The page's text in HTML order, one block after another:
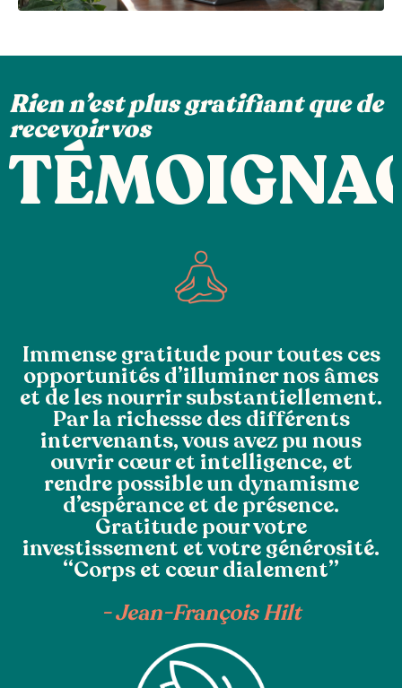
Rien n’est plus gratifiant que de
recevoir vos
Immense gratitude pour toutes ces
opportunités d’illuminer nos âmes
et de les nourrir substantiellement.
Par la richesse des différents
intervenants, vous avez pu nous
ouvrir cœur et intelligence, et
rendre possible un dynamisme
d’espérance et de présence.
Gratitude pour votre
investissement et votre générosité.
“Corps et cœur dialement”
- Jean-François Hilt